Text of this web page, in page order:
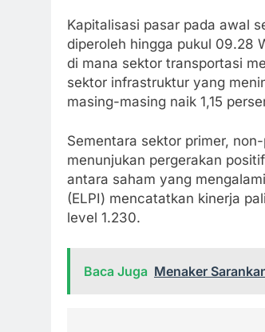
Kapitalisasi pasar pada awal
diperoleh hingga pukul 09.28
di mana sektor transportasi
sektor infrastruktur yang
masing-masing naik 1,15
Sementara sektor primer,
menunjukan pergerakan
antara saham yang
(ELPI) mencatatkan kinerja
level 1.230.
Baca Juga Menaker